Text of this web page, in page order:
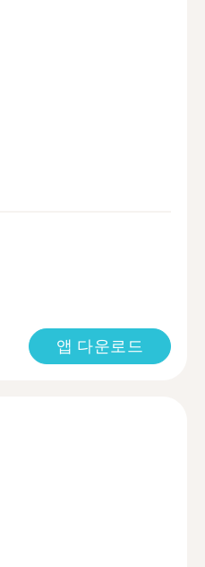
앱 다운로드